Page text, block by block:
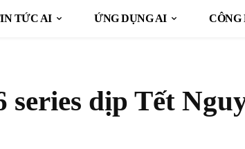
TỨC AI ỨNG DỤNG AI CÔNG
series dịp Tết